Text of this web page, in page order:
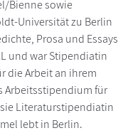
Bienne sowie
Universität zu Berlin
Prosa und Essays
und war Stipendiatin
die Arbeit an ihrem
Arbeitsstipendium für
Literaturstipendiatin
lebt in Berlin.